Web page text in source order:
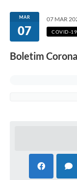
Serviços Online
Carta de Serviços
Planos de Tecnologia
MAR
07
07 MAR
COVID-19
Boletim